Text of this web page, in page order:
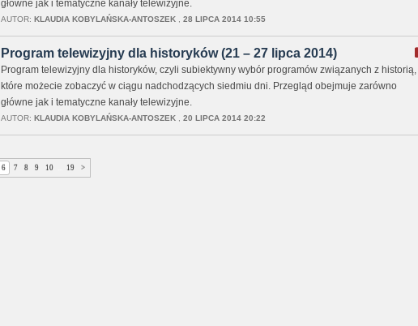
główne jak i tematyczne kanały telewizyjne.
AUTOR: KLAUDIA KOBYLAŃSKA-ANTOSZEK, 28 LIPCA 2014 10:55
Program telewizyjny dla historyków (21 – 27 lipca 2014)
Program telewizyjny dla historyków, czyli subiektywny wybór programów związanych z historią,
które możecie zobaczyć w ciągu nadchodzących siedmiu dni. Przegląd obejmuje zarówno
główne jak i tematyczne kanały telewizyjne.
AUTOR: KLAUDIA KOBYLAŃSKA-ANTOSZEK, 20 LIPCA 2014 20:22
6 7 8 9 10 19 >